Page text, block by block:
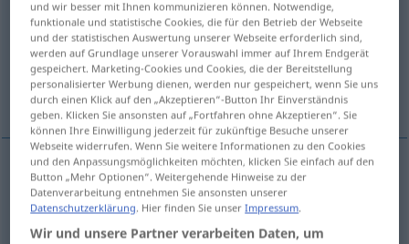
Übersicht aller Übersetzungen
(Für mehr Details die Übersetzung anklicken/antippen)
Software
Softwaref software INFORM
und wir besser mit Ihnen kommunizieren können. Notwendige,
funktionale und statistische Cookies, die für den Betrieb der Webseite
und der statistischen Auswertung unserer Webseite erforderlich sind,
werden auf Grundlage unserer Vorauswahl immer auf Ihrem Endgerät
gespeichert. Marketing-Cookies und Cookies, die der Bereitstellung
personalisierter Werbung dienen, werden nur gespeichert, wenn Sie uns
durch einen Klick auf den „Akzeptieren“-Button Ihr Einverständnis
geben. Klicken Sie ansonsten auf „Fortfahren ohne Akzeptieren“. Sie
können Ihre Einwilligung jederzeit für zukünftige Besuche unserer
Webseite widerrufen. Wenn Sie weitere Informationen zu den Cookies
und den Anpassungsmöglichkeiten möchten, klicken Sie einfach auf den
Button „Mehr Optionen“. Weitergehende Hinweise zu der
Datenverarbeitung entnehmen Sie ansonsten unserer
Datenschutzerklärung. Hier finden Sie unserImpressum.
Wir und unsere Partner verarbeiten Daten, um